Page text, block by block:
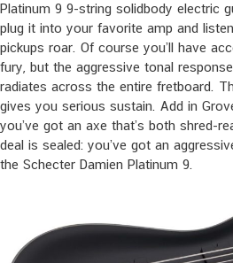
Platinum 9 9-string solidbody electric
plug it into your favorite amp and
pickups roar. Of course you’ll have
fury, but the aggressive tonal
radiates across the entire fretboard.
gives you serious sustain. Add in
you’ve got an axe that’s both shred-
deal is sealed: you’ve got an
the Schecter Damien Platinum 9.